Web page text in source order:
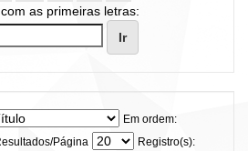
as primeiras letras:
Em ordem:
Página
Registro(s):